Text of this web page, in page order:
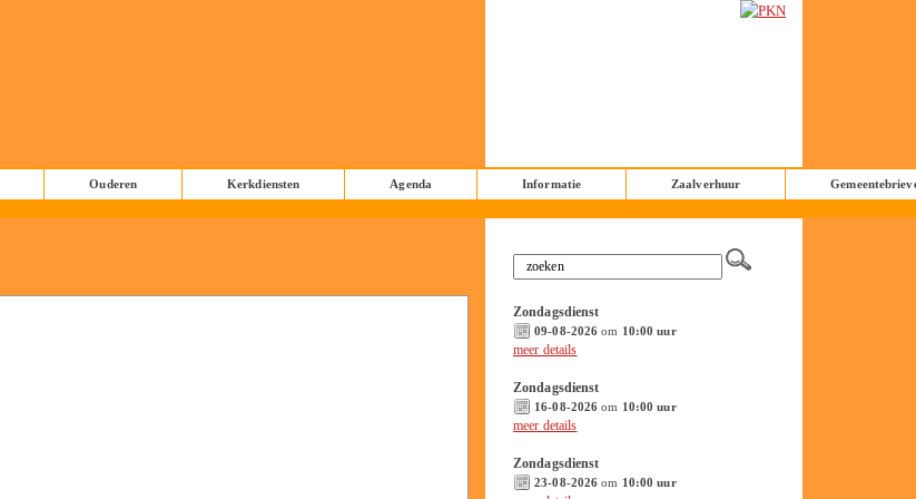
Ouderen Kerkdiensten Agenda Informatie Zaalverhuur
Zondagsdienst
09-08-2026 om 10:00 uur
meer details
Zondagsdienst
16-08-2026 om 10:00 uur
meer details
Zondagsdienst
23-08-2026 om 10:00 uur